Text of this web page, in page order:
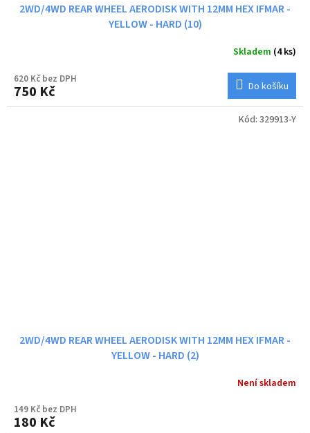
2WD/4WD REAR WHEEL AERODISK WITH 12MM HEX IFMAR -
YELLOW - HARD (10)
Skladem (4 ks)
620 Kč bez DPH
750 Kč Do košíku
2WD/4WD REAR WHEEL AERODISK WITH 12MM HEX IFMAR -
YELLOW - HARD (2)
Není skladem
149 Kč bez DPH
180 Kč
Kód: 329913-Y